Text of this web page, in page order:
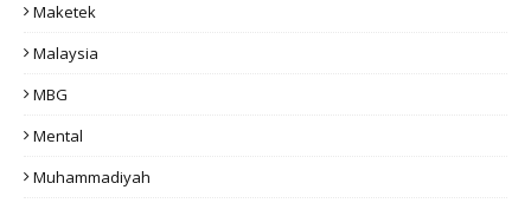
Maketek
Malaysia
MBG
Mental
Muhammadiyah